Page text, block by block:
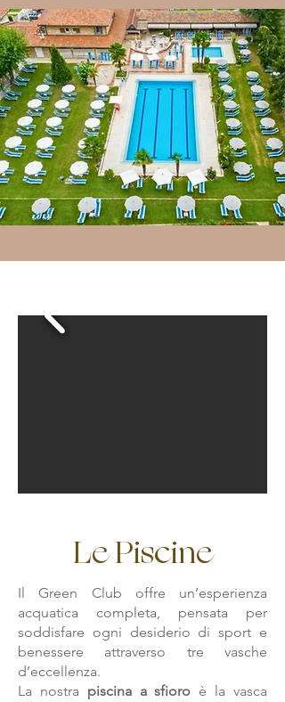
Le Piscine
Il Green Club offre un’esperienza
acquatica completa, pensata per
soddisfare ogni desiderio di sport e
benessere attraverso tre vasche
d’eccellenza.
La nostra piscina a sfioro è la vasca